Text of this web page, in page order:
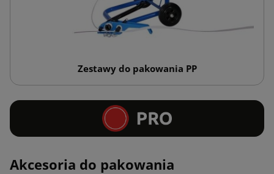
Zestawy do pakowania PP
Akcesoria do pakowania